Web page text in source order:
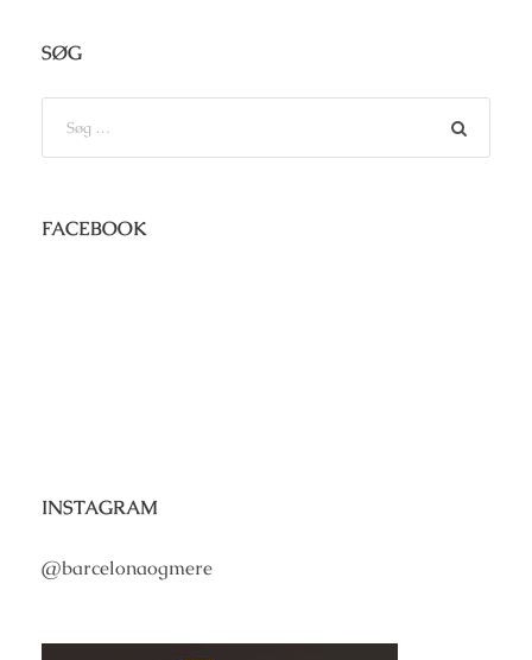
SØG
FACEBOOK
INSTAGRAM
@barcelonaogmere